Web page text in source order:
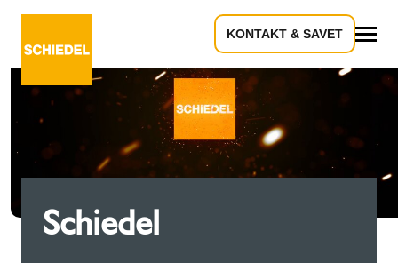
KONTAKT & SAVET
Schiedel